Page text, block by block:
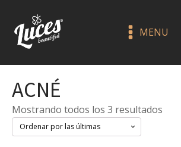
MENU
ACNÉ
Mostrando todos los 3 resultados